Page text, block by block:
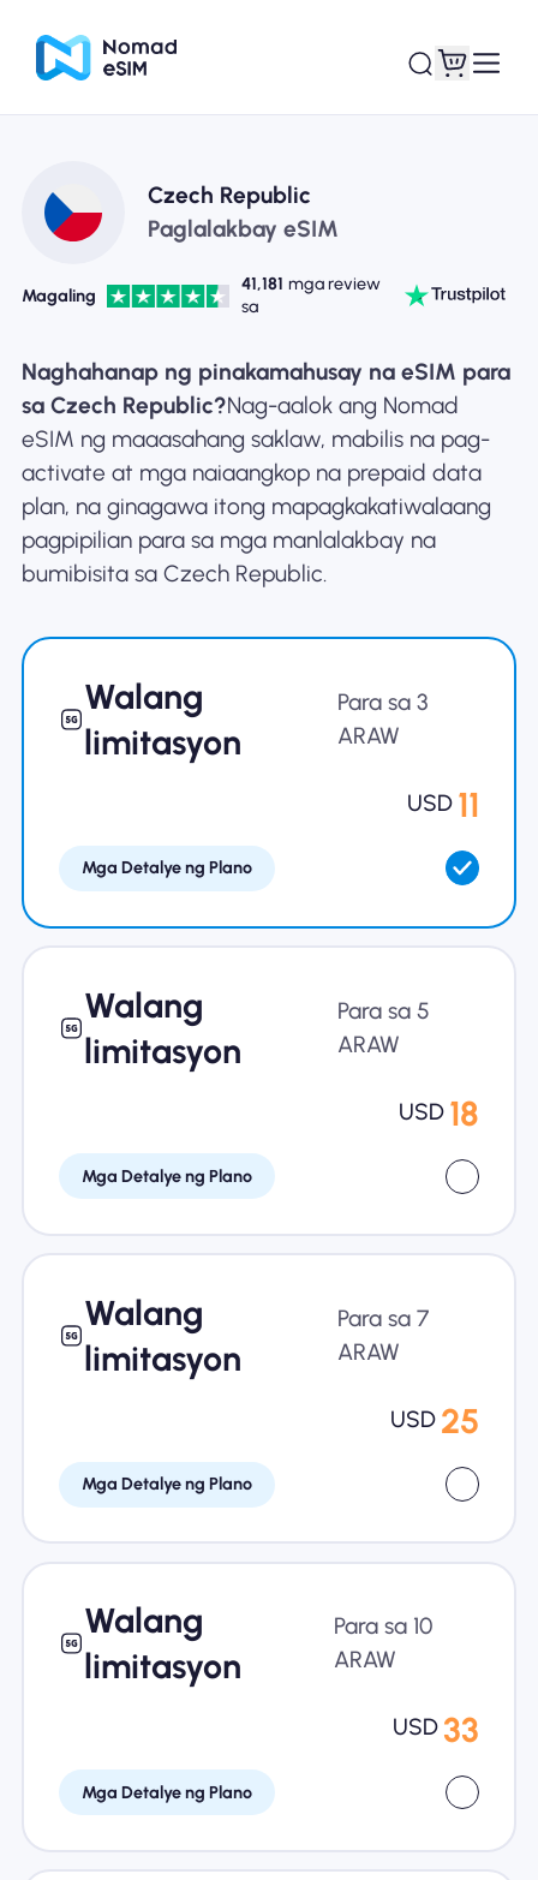
Mag-log In / Mag-
sign Up
Mga Plano sa Tindahan
Tungkol sa eSIM
Bakit Nomad ESIM
Gamit ang isang ESIM
Czech Republic
Paglalakbay eSIM
Magaling
41,181 mga review
sa
Naghahanap ng pinakamahusay na eSIM para
sa Czech Republic?Nag-aalok ang Nomad
eSIM ng maaasahang saklaw, mabilis na pag-
activate at mga naiaangkop na prepaid data
plan, na ginagawa itong mapagkakatiwalaang
pagpipilian para sa mga manlalakbay na
bumibisita sa Czech Republic.
Walang
limitasyon
Para sa 3
ARAW
USD 11
Mga Detalye ng Plano
Walang
limitasyon
Para sa 5
ARAW
USD 18
Mga Detalye ng Plano
Walang
limitasyon
Para sa 7
ARAW
USD 25
Mga Detalye ng Plano
Walang
limitasyon
Para sa 10
ARAW
USD 33
Mga Detalye ng Plano